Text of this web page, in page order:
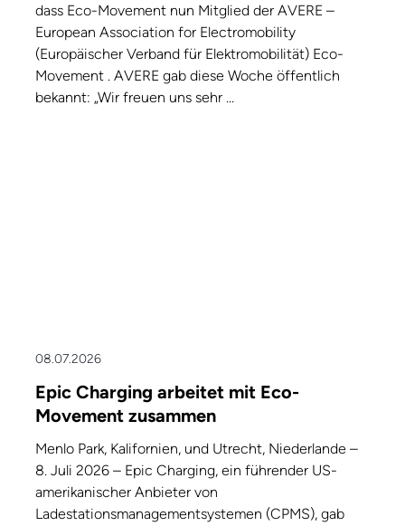
dass Eco-Movement nun Mitglied der AVERE –
European Association for Electromobility
(Europäischer Verband für Elektromobilität) Eco-
Movement . AVERE gab diese Woche öffentlich
bekannt: „Wir freuen uns sehr ...
08.07.2026
Epic Charging arbeitet mit Eco-
Movement zusammen
Menlo Park, Kalifornien, und Utrecht, Niederlande –
8. Juli 2026 – Epic Charging, ein führender US-
amerikanischer Anbieter von
Ladestationsmanagementsystemen (CPMS), gab